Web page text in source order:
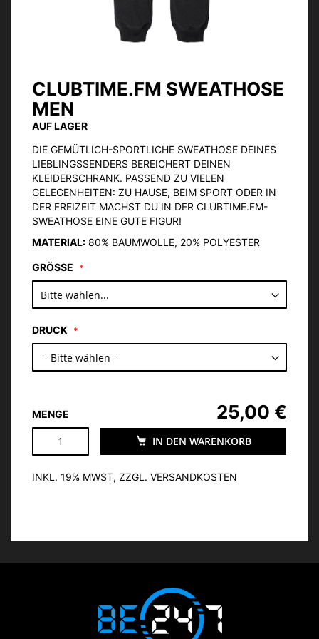
CLUBTIME.FM SWEATHOSE
MEN
AUF LAGER
DIE GEMÜTLICH-SPORTLICHE SWEATHOSE DEINES
LIEBLINGSSENDERS BEREICHERT DEINEN
KLEIDERSCHRANK. PASSEND ZU VIELEN
GELEGENHEITEN: ZU HAUSE, BEIM SPORT ODER IN
DER FREIZEIT MACHST DU IN DER CLUBTIME.FM-
SWEATHOSE EINE GUTE FIGUR!
MATERIAL: 80% BAUMWOLLE, 20% POLYESTER
GRÖSSE
DRUCK
MENGE
IN DEN WARENKORB
25,00 €
INKL. 19% MWST, ZZGL. VERSANDKOSTEN
Zum
Anfang
der
Bildgalerie